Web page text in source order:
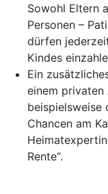
Sowohl Eltern
Personen –
dürfen
Kindes
Ein
einem
beispielsweise
Chancen am
Rente“.